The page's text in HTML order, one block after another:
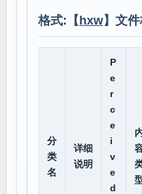
格式:【 hxw】文
分
类
名
详细
说明
P
e
r
c
e
i
v
e
d